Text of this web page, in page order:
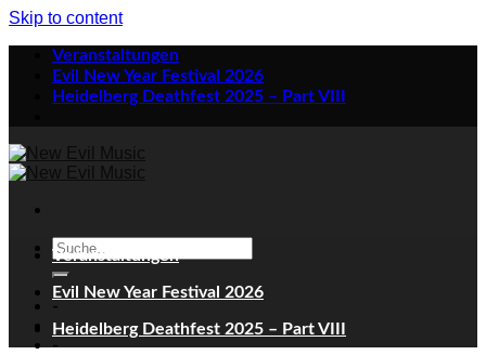
Skip to content
Veranstaltungen
Evil New Year Festival 2026
Heidelberg Deathfest 2025 – Part VIII
-
-
Veranstaltungen
Evil New Year Festival 2026
Heidelberg Deathfest 2025 – Part VIII